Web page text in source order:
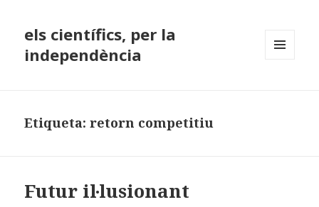
els científics, per la
independència
Etiqueta:retorn competitiu
Futur il·lusionant